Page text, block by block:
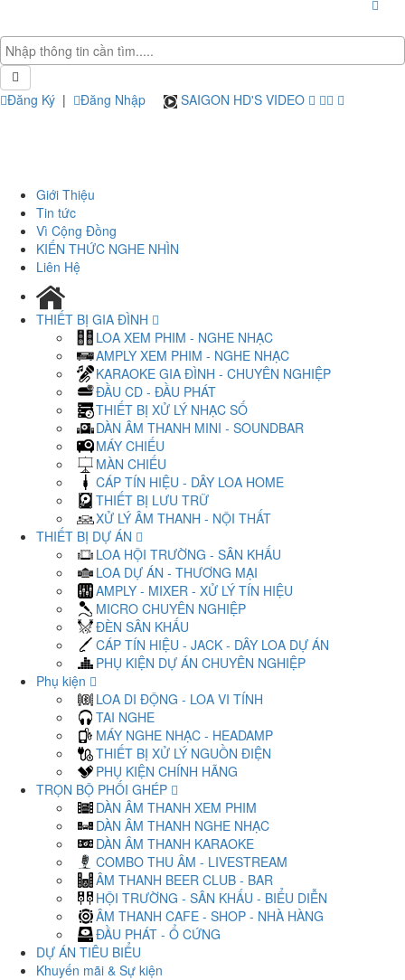
Đăng Ký | Đăng Nhập SAIGON HD'S VIDEO
Giới Thiệu
Tin tức
Vì Cộng Đồng
KIẾN THỨC NGHE NHÌN
Liên Hệ
THIẾT BỊ GIA ĐÌNH
LOA XEM PHIM - NGHE NHẠC
AMPLY XEM PHIM - NGHE NHẠC
KARAOKE GIA ĐÌNH - CHUYÊN NGHIỆP
ĐẦU CD - ĐẦU PHÁT
THIẾT BỊ XỬ LÝ NHẠC SỐ
DÀN ÂM THANH MINI - SOUNDBAR
MÁY CHIẾU
MÀN CHIẾU
CÁP TÍN HIỆU - DÂY LOA HOME
THIẾT BỊ LƯU TRỮ
XỬ LÝ ÂM THANH - NỘI THẤT
THIẾT BỊ DỰ ÁN
LOA HỘI TRƯỜNG - SÂN KHẤU
LOA DỰ ÁN - THƯƠNG MẠI
AMPLY - MIXER - XỬ LÝ TÍN HIỆU
MICRO CHUYÊN NGHIỆP
ĐÈN SÂN KHẤU
CÁP TÍN HIỆU - JACK - DÂY LOA DỰ ÁN
PHỤ KIỆN DỰ ÁN CHUYÊN NGHIỆP
Phụ kiện
LOA DI ĐỘNG - LOA VI TÍNH
TAI NGHE
MÁY NGHE NHẠC - HEADAMP
THIẾT BỊ XỬ LÝ NGUỒN ĐIỆN
PHỤ KIỆN CHÍNH HÃNG
TRỌN BỘ PHỐI GHÉP
DÀN ÂM THANH XEM PHIM
DÀN ÂM THANH NGHE NHẠC
DÀN ÂM THANH KARAOKE
COMBO THU ÂM - LIVESTREAM
ÂM THANH BEER CLUB - BAR
HỘI TRƯỜNG - SÂN KHẤU - BIỂU DIỄN
ÂM THANH CAFE - SHOP - NHÀ HÀNG
ĐẦU PHÁT - Ổ CỨNG
DỰ ÁN TIÊU BIỂU
Khuyến mãi & Sự kiện